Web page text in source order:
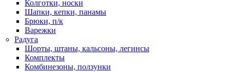
Колготки, носки
Шапки, кепки, панамы
Брюки, п/к
Варежки
Радуга
Шорты, штаны, кальсоны, легинсы
Комплекты
Комбинезоны, ползунки